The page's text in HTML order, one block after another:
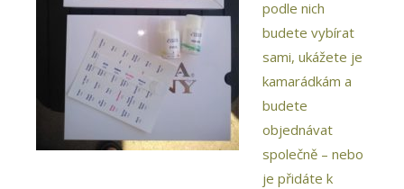
podle nich
budete vybírat
sami, ukážete je
kamarádkám a
budete
objednávat
společně – nebo
je přidáte k